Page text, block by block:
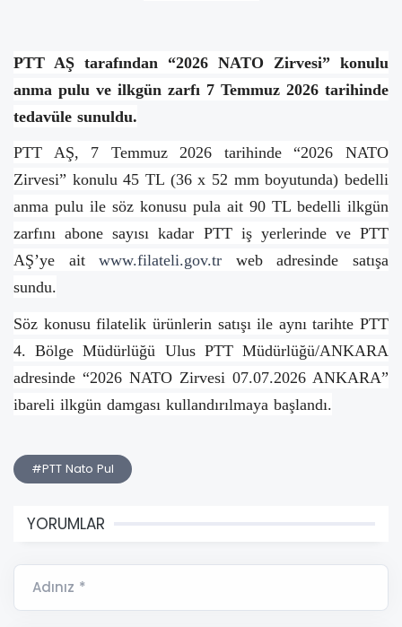
PTT AŞ tarafından “2026 NATO Zirvesi” konulu
anma pulu ve ilkgün zarfı 7 Temmuz 2026 tarihinde
tedavüle sunuldu.
PTT AŞ, 7 Temmuz 2026 tarihinde “2026 NATO
Zirvesi” konulu 45 TL (36 x 52 mm boyutunda) bedelli
anma pulu ile söz konusu pula ait 90 TL bedelli ilkgün
zarfını abone sayısı kadar PTT iş yerlerinde ve PTT
AŞ’ye aitwww.filateli.gov.tr web adresinde satışa
sundu.
Söz konusu filatelik ürünlerin satışı ile aynı tarihte PTT
4. Bölge Müdürlüğü Ulus PTT Müdürlüğü/ANKARA
adresinde “2026 NATO Zirvesi 07.07.2026 ANKARA”
ibareli ilkgün damgası kullandırılmaya başlandı.
#PTT Nato Pul
YORUMLAR
Adınız *